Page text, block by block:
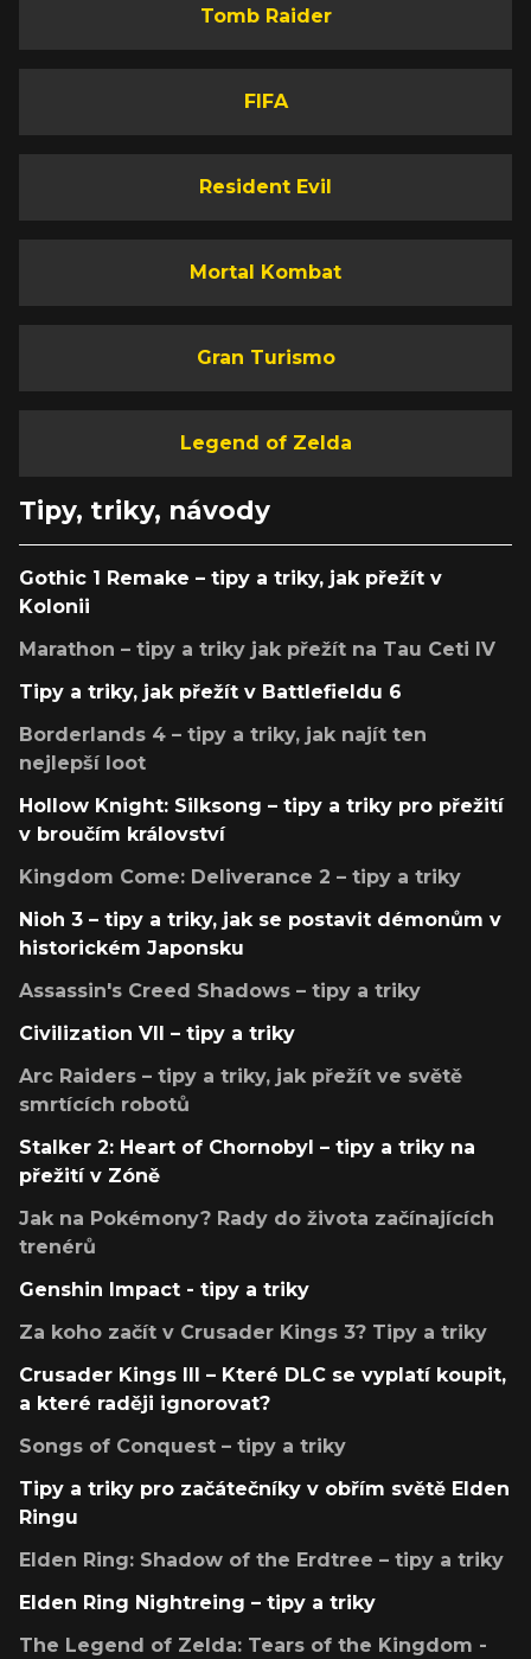
Tomb Raider
FIFA
Resident Evil
Mortal Kombat
Gran Turismo
Legend of Zelda
Tipy, triky, návody
Gothic 1 Remake – tipy a triky, jak přežít v
Kolonii
Marathon – tipy a triky jak přežít na Tau Ceti IV
Tipy a triky, jak přežít v Battlefieldu 6
Borderlands 4 – tipy a triky, jak najít ten
nejlepší loot
Hollow Knight: Silksong – tipy a triky pro přežití
v broučím království
Kingdom Come: Deliverance 2 – tipy a triky
Nioh 3 – tipy a triky, jak se postavit démonům v
historickém Japonsku
Assassin's Creed Shadows – tipy a triky
Civilization VII – tipy a triky
Arc Raiders – tipy a triky, jak přežít ve světě
smrtících robotů
Stalker 2: Heart of Chornobyl – tipy a triky na
přežití v Zóně
Jak na Pokémony? Rady do života začínajících
trenérů
Genshin Impact - tipy a triky
Za koho začít v Crusader Kings 3? Tipy a triky
Crusader Kings III – Které DLC se vyplatí koupit,
a které raději ignorovat?
Songs of Conquest – tipy a triky
Tipy a triky pro začátečníky v obřím světě Elden
Ringu
Elden Ring: Shadow of the Erdtree – tipy a triky
Elden Ring Nightreing – tipy a triky
The Legend of Zelda: Tears of the Kingdom -